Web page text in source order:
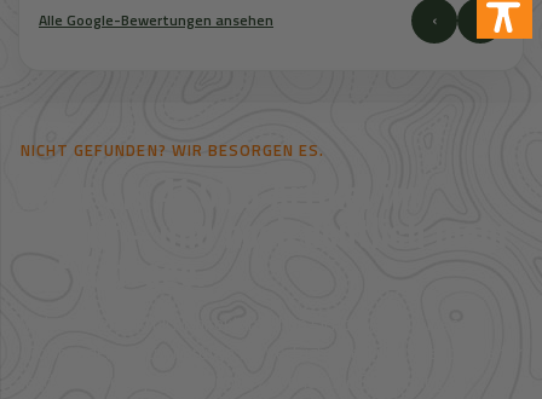
Alle Google-Bewertungen ansehen ‹
NICHT GEFUNDEN? WIR BESORGEN ES.